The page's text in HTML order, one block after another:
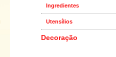
Ingredientes
Utensílios
Decoração